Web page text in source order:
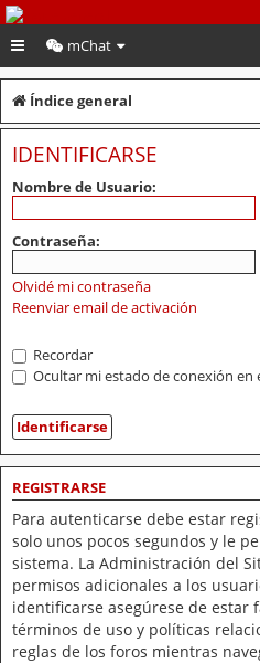
PeruVoley.com
mChat
Índice general
IDENTIFICARSE
Nombre de Usuario:
Contraseña:
Olvidé mi contraseña
Reenviar email de activación
Recordar
Ocultar mi estado de conexión en
REGISTRARSE
Para autenticarse debe estar
solo unos pocos segundos y le
sistema. La Administración del
permisos adicionales a los
identificarse asegúrese de estar
términos de uso y políticas
reglas de los foros mientras